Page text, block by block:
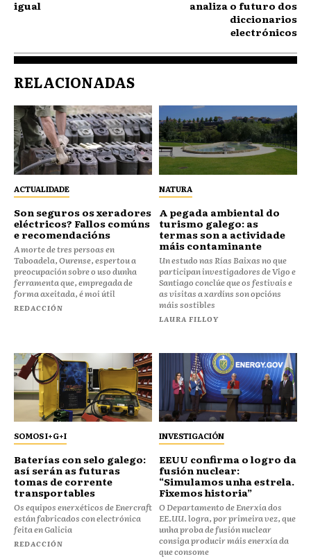
igual
analiza o futuro dos
diccionarios
electrónicos
RELACIONADAS
ACTUALIDADE
Son seguros os xeradores
eléctricos? Fallos comúns
e recomendacións
A morte de tres persoas en
Taboadela, Ourense, espertou a
preocupación sobre o uso dunha
ferramenta que, empregada de
forma axeitada, é moi útil
REDACCIÓN
NATURA
A pegada ambiental do
turismo galego: as
termas son a actividade
máis contaminante
Un estudo nas Rías Baixas no que
participan investigadores de Vigo e
Santiago conclúe que os festivais e
as visitas a xardíns son opcións
máis sostibles
LAURA FILLOY
SOMOS I+G+I
Baterías con selo galego:
así serán as futuras
tomas de corrente
transportables
Os equipos enerxéticos de Enercraft
están fabricados con electrónica
feita en Galicia
REDACCIÓN
INVESTIGACIÓN
EEUU confirma o logro da
fusión nuclear:
“Simulamos unha estrela.
Fixemos historia”
O Departamento de Enerxía dos
EE.UU. logra, por primeira vez, que
unha proba de fusión nuclear
consiga producir máis enerxía da
que consome